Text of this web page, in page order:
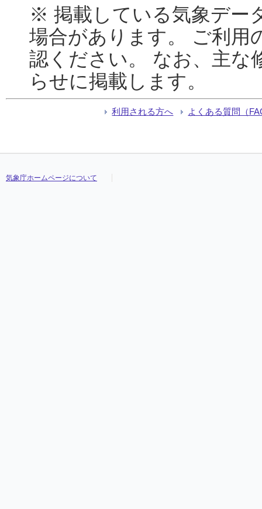
※ 掲載している気象デー
場合があります。 ご利用
認ください。 なお、主な
らせに掲載します。
利用される方へ よくある質問（
気象庁ホームページについて